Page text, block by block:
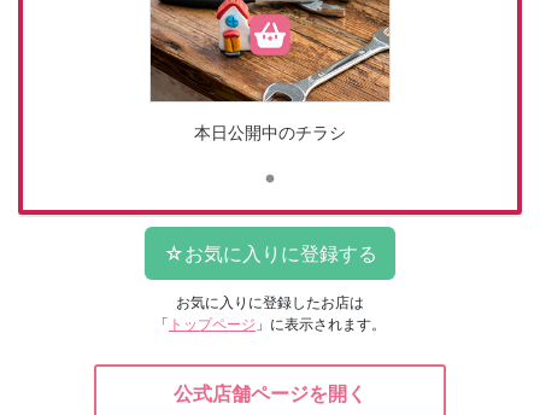
本日公開中のチラシ
お気に入りに登録したお店は
「 トップページ 」に表示されます。
公式店舗ページを開く